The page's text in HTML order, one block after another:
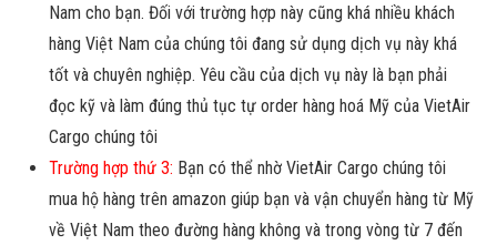
Nam cho bạn. Đối với trường hợp này cũng khá nhiều khách
hàng Việt Nam của chúng tôi đang sử dụng dịch vụ này khá
tốt và chuyên nghiệp. Yêu cầu của dịch vụ này là bạn phải
đọc kỹ và làm đúng thủ tục tự order hàng hoá Mỹ của VietAir
Cargo chúng tôi
Trường hợp thứ 3: Bạn có thể nhờ VietAir Cargo chúng tôi
mua hộ hàng trên amazon giúp bạn và vận chuyển hàng từ Mỹ
về Việt Nam theo đường hàng không và trong vòng từ 7 đến